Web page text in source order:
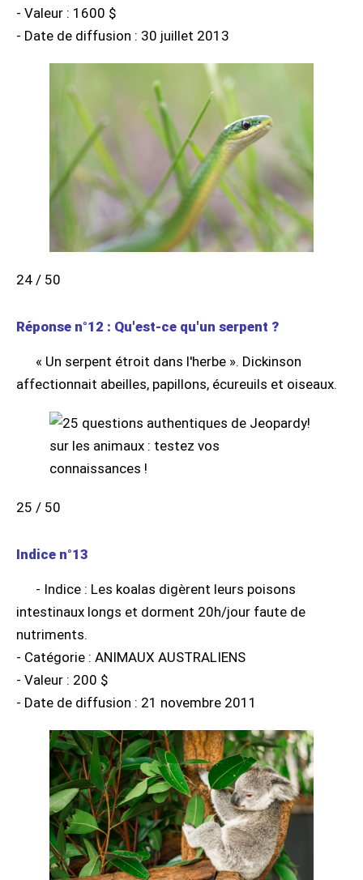
- Valeur : 1600 $
- Date de diffusion : 30 juillet 2013
24 / 50
Réponse n°12 : Qu'est-ce qu'un serpent ?
« Un serpent étroit dans l'herbe ». Dickinson
affectionnait abeilles, papillons, écureuils et oiseaux.
25 / 50
Indice n°13
- Indice : Les koalas digèrent leurs poisons
intestinaux longs et dorment 20h/jour faute de
nutriments.
- Catégorie : ANIMAUX AUSTRALIENS
- Valeur : 200 $
- Date de diffusion : 21 novembre 2011